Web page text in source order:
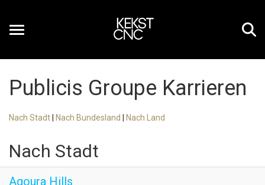
Toggle
DE
Publicis Groupe Karrieren
Nach Stadt Nach Bundesland Nach Land
Nach Stadt
Agoura Hills